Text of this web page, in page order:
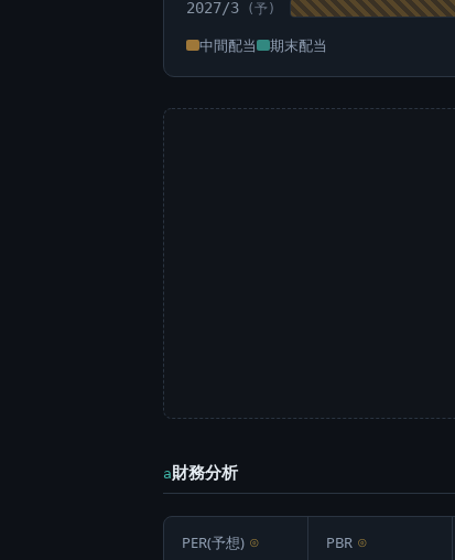
2027/3
中間配当 期末配当
a財務分析
PER(予想) ⊙ PBR ⊙